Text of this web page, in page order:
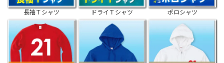
長袖Ｔシャツ ドライＴシャツ ポロシャツ